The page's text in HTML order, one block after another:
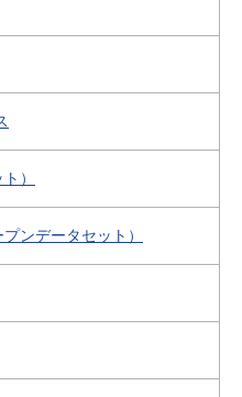
）
ンデータセット）